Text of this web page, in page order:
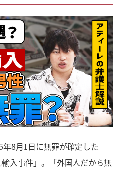
8月1日に無罪が確定した
輸入事件」。「外国人だから無